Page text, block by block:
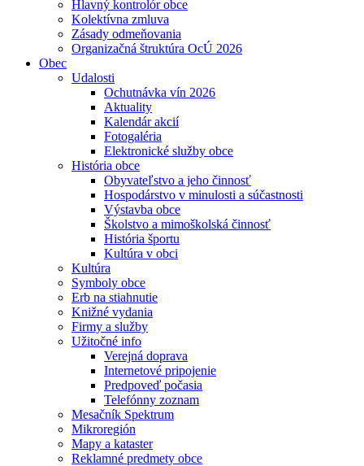
Hlavný kontrolór obce
Kolektívna zmluva
Zásady odmeňovania
Organizačná štruktúra OcÚ 2026
Obec
Udalosti
Ochutnávka vín 2026
Aktuality
Kalendár akcií
Fotogaléria
Elektronické služby obce
História obce
Obyvateľstvo a jeho činnosť
Hospodárstvo v minulosti a súčastnosti
Výstavba obce
Školstvo a mimoškolská činnosť
História športu
Kultúra v obci
Kultúra
Symboly obce
Erb na stiahnutie
Knižné vydania
Firmy a služby
Užitočné info
Verejná doprava
Internetové pripojenie
Predpoveď počasia
Telefónny zoznam
Mesačník Spektrum
Mikroregión
Mapy a kataster
Reklamné predmety obce